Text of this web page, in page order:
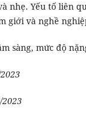
nhẹ. Yếu tố liên
giới và nghề
sàng, mức độ
2023